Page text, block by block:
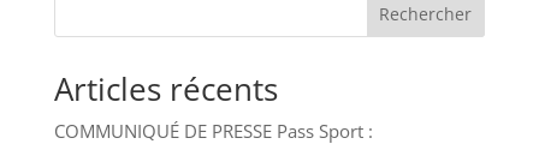
Rechercher
Articles récents
COMMUNIQUÉ DE PRESSE Pass Sport :